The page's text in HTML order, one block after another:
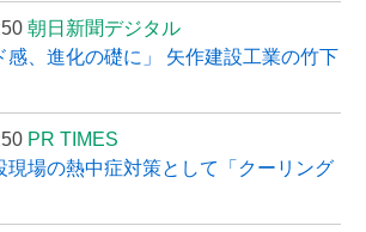
朝日新聞デジタル
感、進化の礎に」 矢作建設工業の竹下
PR TIMES
現場の熱中症対策として「クーリング